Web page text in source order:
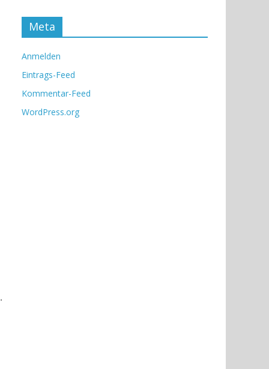
Meta
Anmelden
Eintrags-Feed
Kommentar-Feed
WordPress.org